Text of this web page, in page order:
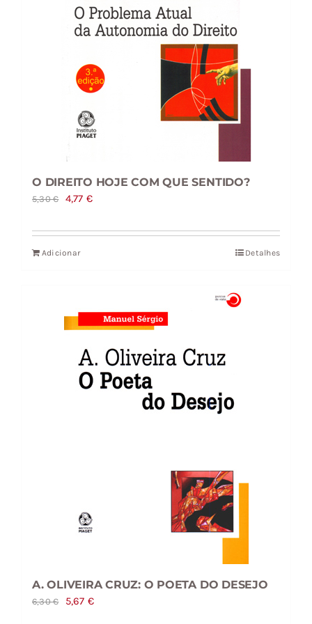
O DIREITO HOJE COM QUE SENTIDO?
5,30€
O
original
era:
4,77 €O
atual
Adicionar Detalhes
A. OLIVEIRA CRUZ: O POETA DO DESEJO
6,30€
O
5,67 €O